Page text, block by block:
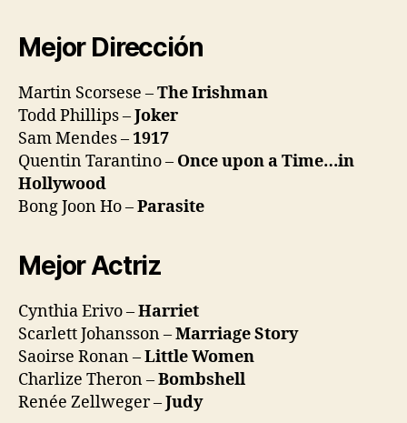
Mejor Dirección
Martin Scorsese –The Irishman
Todd Phillips –Joker
Sam Mendes –1917
Quentin Tarantino – Once upon a Time…in
Hollywood
Bong Joon Ho –Parasite
Mejor Actriz
Cynthia Erivo –Harriet
Scarlett Johansson –Marriage Story
Saoirse Ronan –Little Women
Charlize Theron –Bombshell
Renée Zellweger –Judy